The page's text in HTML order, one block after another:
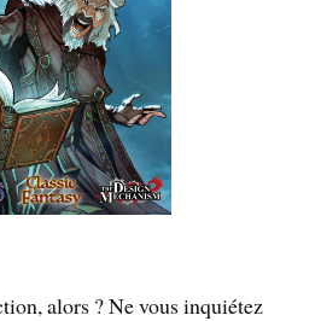
alors ? Ne vous inquiétez